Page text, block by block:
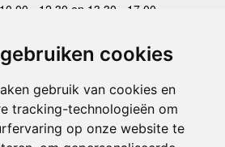
cookies
gebruik van cookies en
tracking-technologieën om
op onze website te
10.00 - 12.30 en 13.30 - 17.00
10.00 - 12.30 en 13.30 - 17.00
10.00 - 12.30 en 13.30 - 17.00
Zaterdag
gesloten
Zondag gesloten